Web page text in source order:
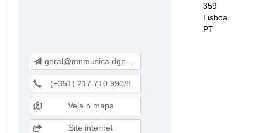
359
Lisboa
PT
geral@mnmusica.dgpc.pt
(+351) 217 710 990/8
Veja o mapa
Site internet